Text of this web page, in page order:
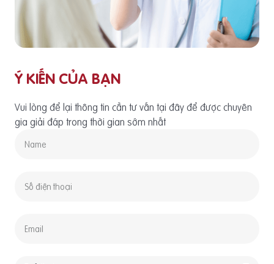
Ý KIẾN CỦA BẠN
Vui lòng để lại thông tin cần tư vấn tại đây để được chuyên
gia giải đáp trong thời gian sớm nhất